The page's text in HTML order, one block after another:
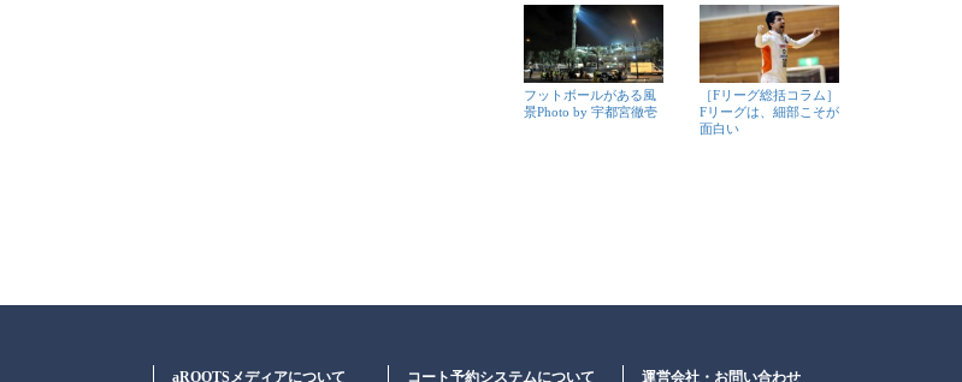
フットボールがある風
景Photo by 宇都宮徹壱
［Fリーグ総括コラム］
Fリーグは、細部こそが
面白い
aROOTSメディアについて
コート予約システムについて
運営会社・お問い合わせ